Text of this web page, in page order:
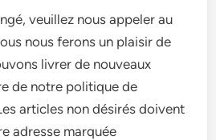
veuillez nous appeler au
nous ferons un plaisir de
livrer de nouveaux
de notre politique de
articles non désirés doivent
adresse marquée